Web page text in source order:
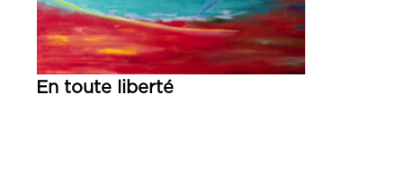
En toute liberté